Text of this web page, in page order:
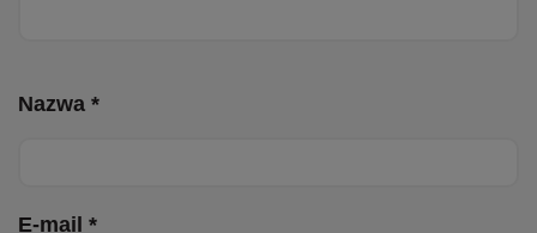
Nazwa *
E-mail *